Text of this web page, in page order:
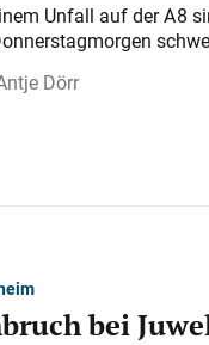
Unfall auf der A 8
Dörr
bei